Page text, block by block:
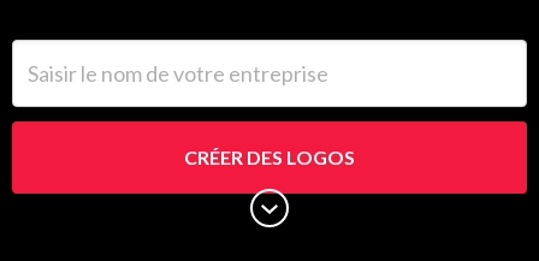
CRÉER DES LOGOS